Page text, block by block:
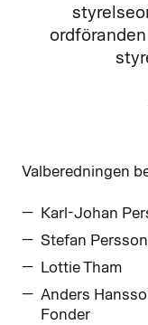
Valberedningen
Karl-Johan
Stefan
Lottie Tham
Anders
Fonder